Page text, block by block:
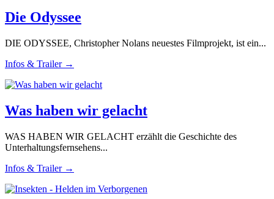
Die Odyssee
DIE ODYSSEE, Christopher Nolans neuestes Filmprojekt, ist ein...
Infos & Trailer →
Was haben wir gelacht
WAS HABEN WIR GELACHT erzählt die Geschichte des
Unterhaltungsfernsehens...
Infos & Trailer →